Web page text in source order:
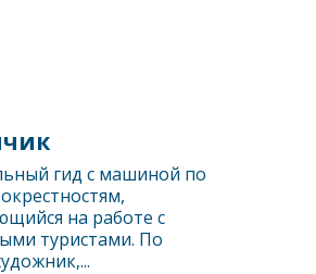
гид с машиной по
на работе с
туристами. По